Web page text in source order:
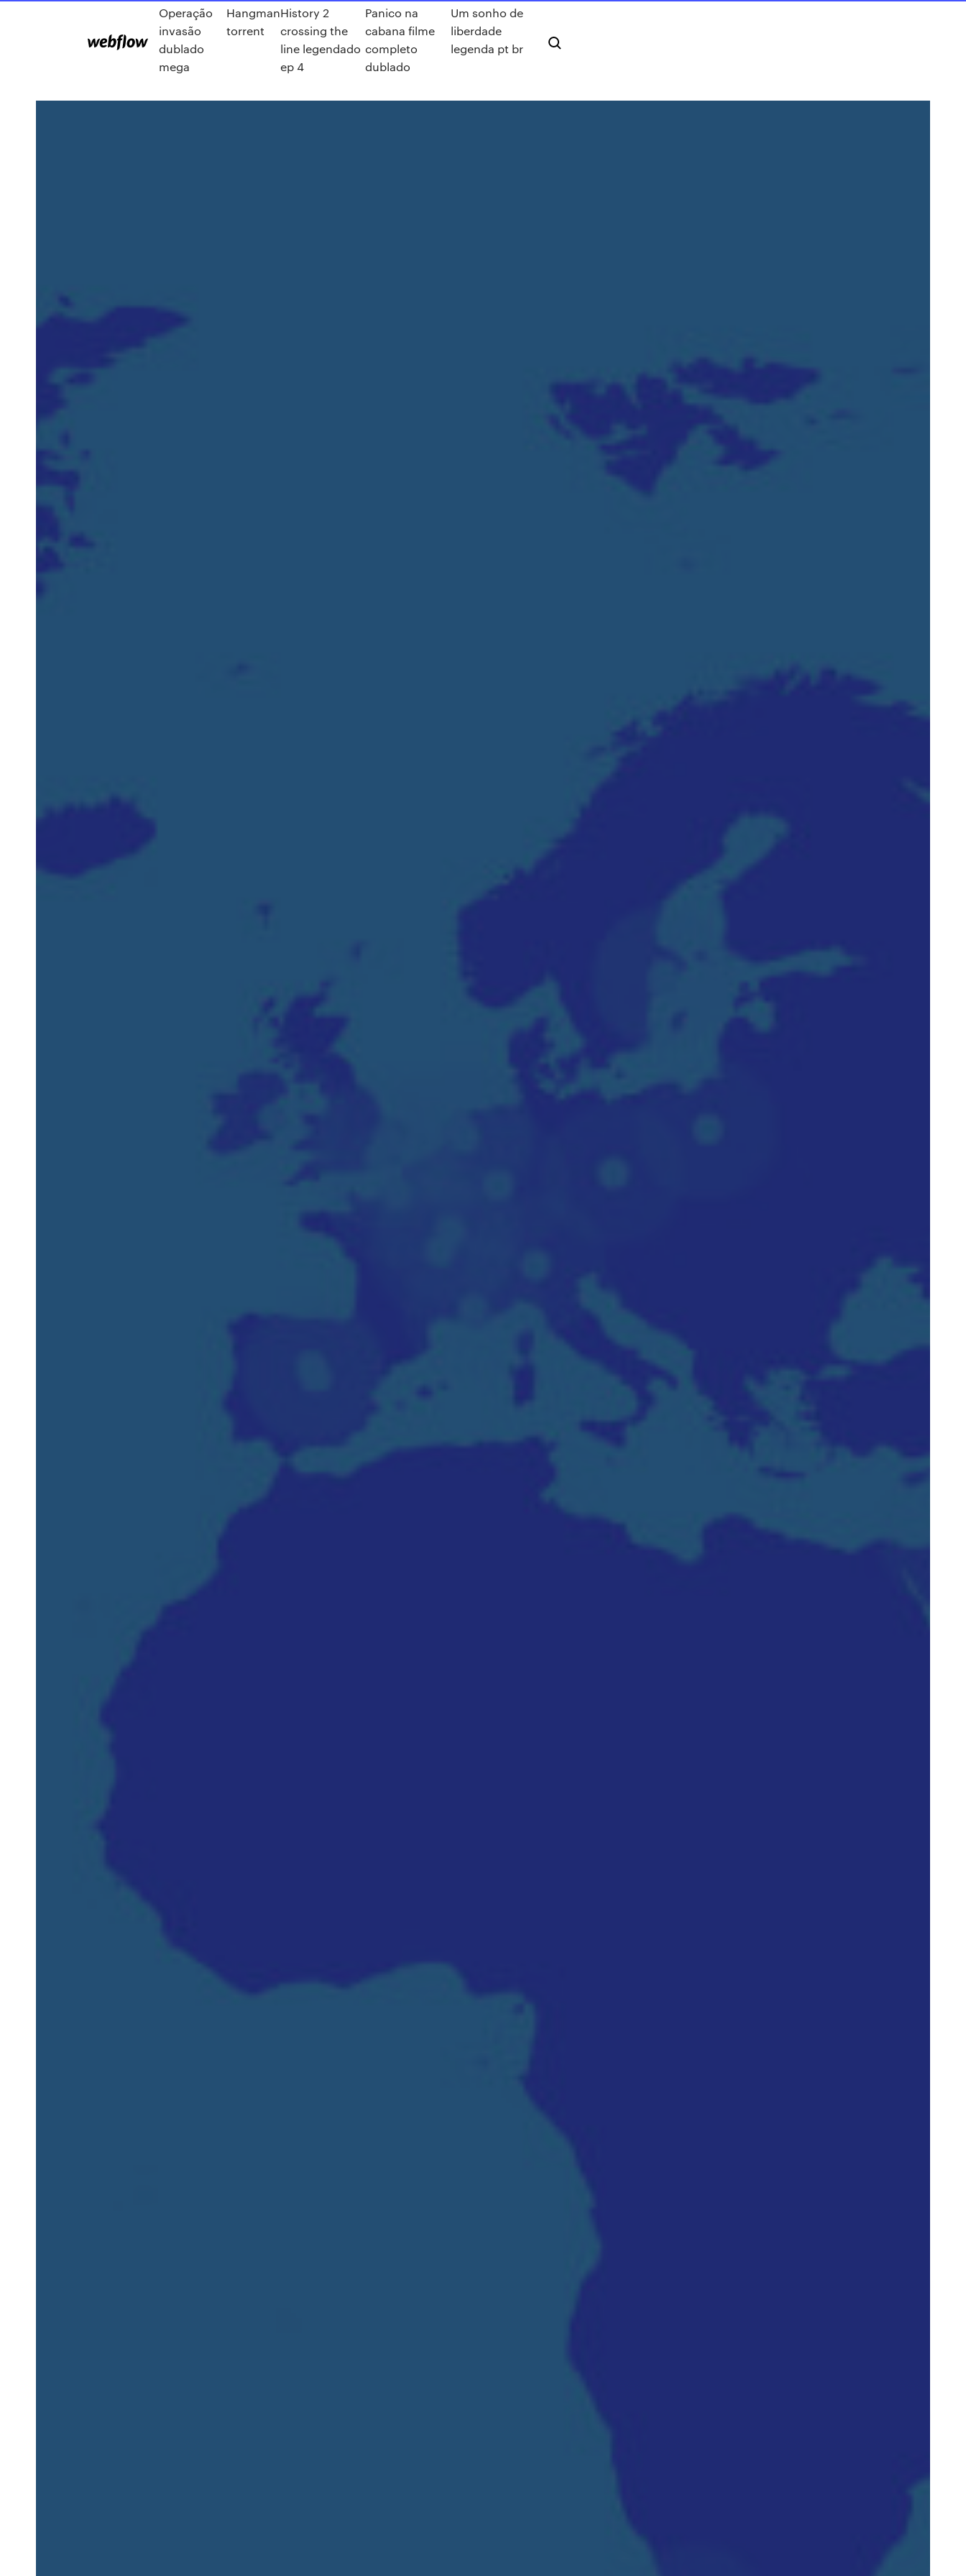
Operação
invasão
dublado
mega
Hangman
torrent
History 2
crossing the
line legendado
ep 4
Panico na
cabana filme
completo
dublado
Um sonho de
liberdade
legenda pt br